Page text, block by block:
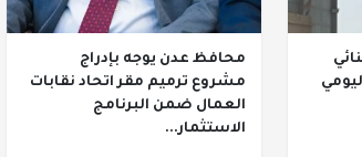
محافظ عدن يوجه بإدراج
مشروع ترميم مقر اتحاد نقابات
العمال ضمن البرنامج
الاستثمار...